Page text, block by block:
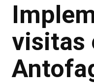
visitas